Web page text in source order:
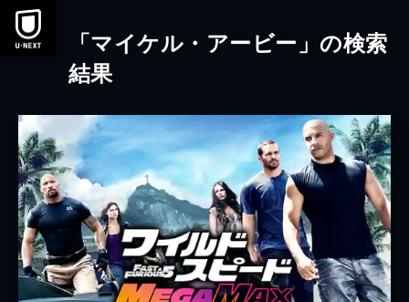
本文へスキップ
「マイケル・アービー」の検索
結果